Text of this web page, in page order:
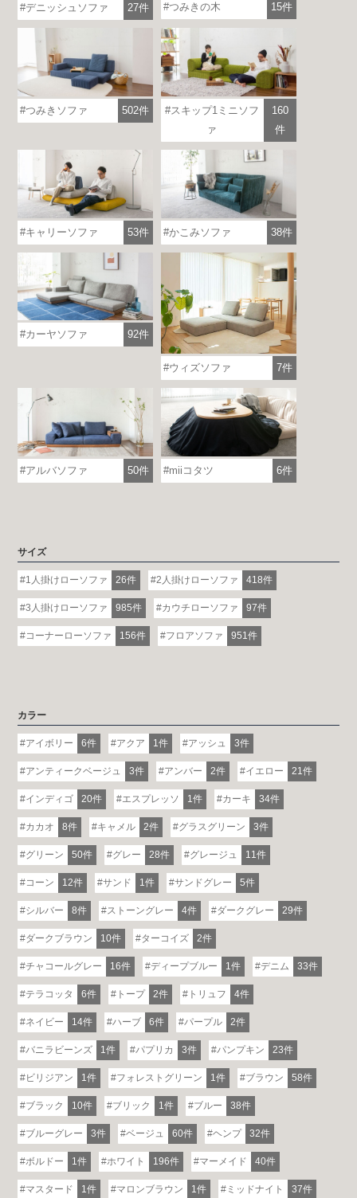
各地で出張ショールームを開催！
この機会にHAREMのソファをお試しくだ
さい。
※一部日時は予約制
デニッシュソファ 27件 つみきの木 15件
つみきソファ 502件
スキップ1ミニソフ
ァ
160
件
キャリーソファ 53件 かこみソファ 38件
カーヤソファ 92件
ウィズソファ 7件
アルバソファ 50件 miiコタツ 6件
サイズ
1人掛けローソファ 26件 2人掛けローソファ 418件
3人掛けローソファ 985件 カウチローソファ 97件
コーナーローソファ 156件 フロアソファ 951件
カラー
アイボリー 6件 アクア 1件 アッシュ 3件
アンティークベージュ 3件 アンバー 2件 イエロー 21件
インディゴ 20件 エスプレッソ 1件 カーキ 34件
カカオ 8件 キャメル 2件 グラスグリーン 3件
グリーン 50件 グレー 28件 グレージュ 11件
コーン 12件 サンド 1件 サンドグレー 5件
シルバー 8件 ストーングレー 4件 ダークグレー 29件
ダークブラウン 10件 ターコイズ 2件
チャコールグレー 16件 ディープブルー 1件 デニム 33件
テラコッタ 6件 トープ 2件 トリュフ 4件
ネイビー 14件 ハーブ 6件 パープル 2件
バニラビーンズ 1件 パプリカ 3件 パンプキン 23件
ビリジアン 1件 フォレストグリーン 1件 ブラウン 58件
ブラック 10件 ブリック 1件 ブルー 38件
ブルーグレー 3件 ベージュ 60件 ヘンプ 32件
ボルドー 1件 ホワイト 196件 マーメイド 40件
マスタード 1件 マロンブラウン 1件 ミッドナイト 37件